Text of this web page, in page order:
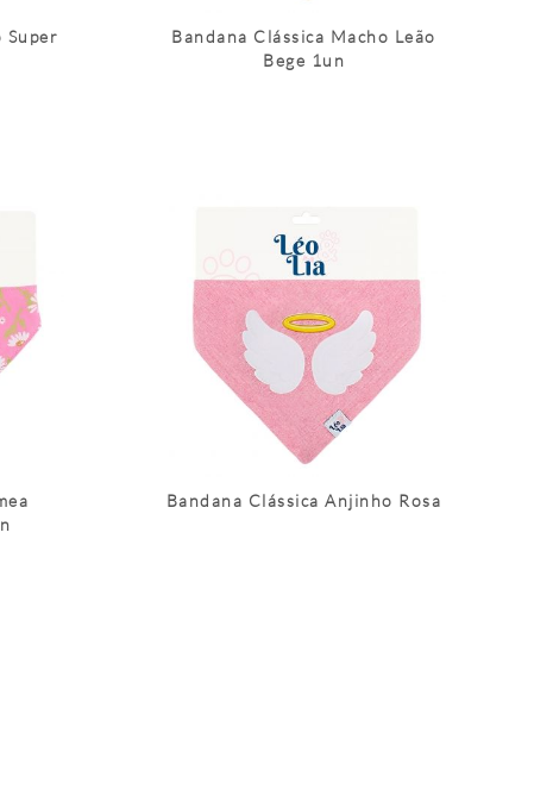
Super
Bandana Clássica Macho Leão
Bege 1un
Bandana Clássica Anjinho Rosa